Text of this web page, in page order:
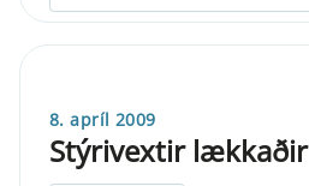
8. apríl 2009
Stýrivextir lækkaðir